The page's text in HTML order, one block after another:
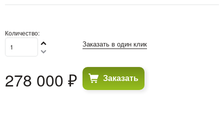
Количество:
278 000 ₽
Заказать в один клик
Заказать